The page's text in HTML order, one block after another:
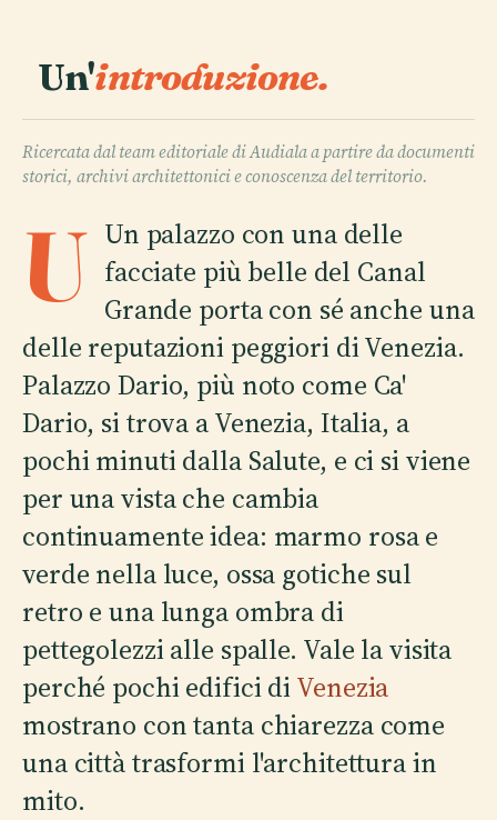
Un'introduzione.
Ricercata dal team editoriale di Audiala a partire da documenti
storici, archivi architettonici e conoscenza del territorio.
U Un palazzo con una delle
facciate più belle del Canal
Grande porta con sé anche una
delle reputazioni peggiori di Venezia.
Palazzo Dario, più noto come Ca'
Dario, si trova a Venezia, Italia, a
pochi minuti dalla Salute, e ci si viene
per una vista che cambia
continuamente idea: marmo rosa e
verde nella luce, ossa gotiche sul
retro e una lunga ombra di
pettegolezzi alle spalle. Vale la visita
perché pochi edifici diVenezia
mostrano con tanta chiarezza come
una città trasformi l'architettura in
mito.